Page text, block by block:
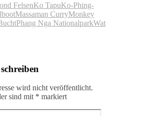
FelsenKo TapuKo-Phing-
Massaman CurryMonkey
Phang Nga NationalparkWat
wird nicht veröffentlicht.
sind mit * markiert